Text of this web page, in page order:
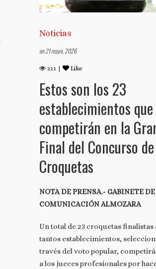
TUS NOTAS DE PRENSA
Noticias
on 21 mayo, 2026
211 | Like
Estos son los 23
establecimientos que
competirán en la
Final del Concurso de
Croquetas
NOTA DE PRENSA.- GABINETE DE
COMUNICACIÓN ALMOZARA
Un total de 23 croquetas finalistas
tantos establecimientos,
través del voto popular,
a los jueces profesionales por